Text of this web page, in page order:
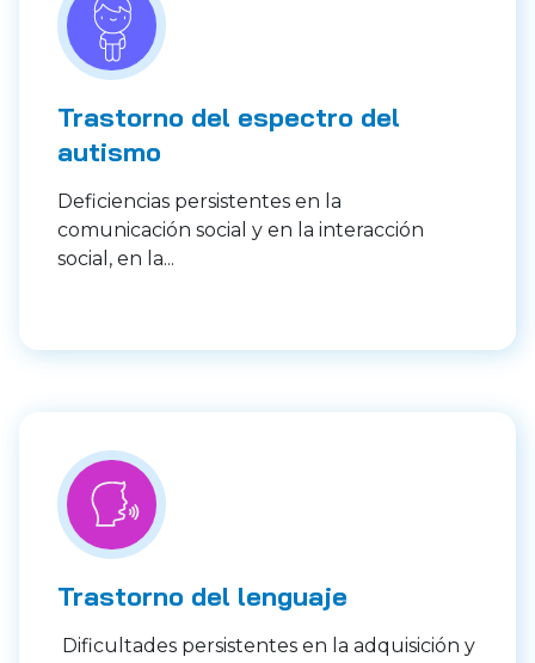
Trastorno del espectro del
autismo
Deficiencias persistentes en la
comunicación social y en la interacción
social, en la...
Trastorno del lenguaje
Dificultades persistentes en la adquisición y